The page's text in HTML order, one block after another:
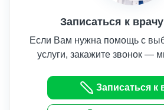
Записаться к
Если Вам нужна помощь с
услуги, закажите звонок —
Записаться к